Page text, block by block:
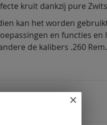
kruit dankzij pure
kan het worden
en functies en
de kalibers .260